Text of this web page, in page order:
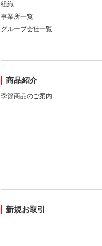
組織
事業所一覧
グループ会社一覧
商品紹介
季節商品のご案内
新規お取引